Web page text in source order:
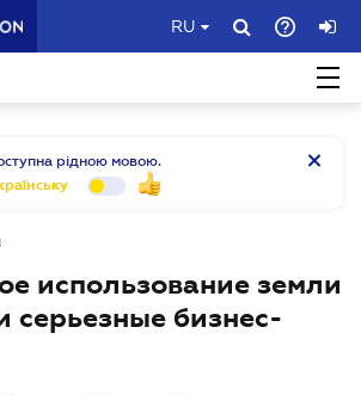
RU
рідною мовою.
использование земли
серьезные бизнес-